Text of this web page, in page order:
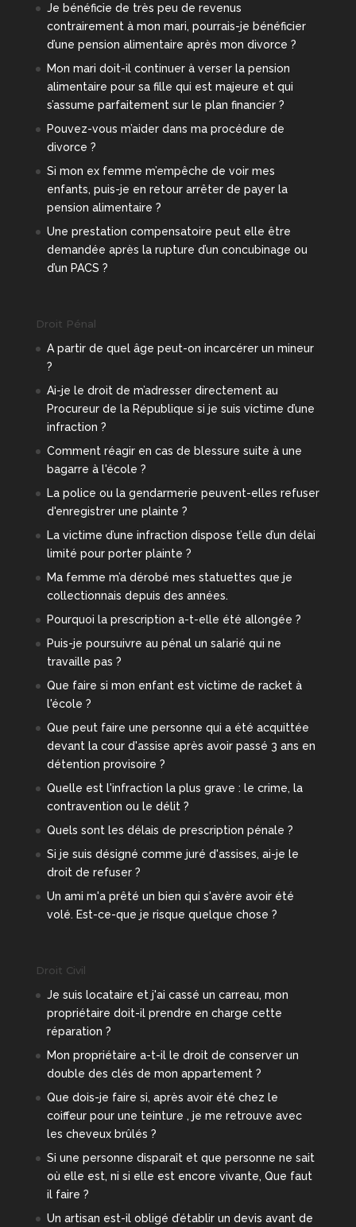
Je bénéficie de très peu de revenus
contrairement à mon mari, pourrais-je bénéficier
d’une pension alimentaire après mon divorce ?
Mon mari doit-il continuer à verser la pension
alimentaire pour sa fille qui est majeure et qui
s’assume parfaitement sur le plan financier ?
Pouvez-vous m’aider dans ma procédure de
divorce ?
Si mon ex femme m’empêche de voir mes
enfants, puis-je en retour arrêter de payer la
pension alimentaire ?
Une prestation compensatoire peut elle être
demandée après la rupture d’un concubinage ou
d’un PACS ?
Droit Pénal
A partir de quel âge peut-on incarcérer un mineur
?
Ai-je le droit de m’adresser directement au
Procureur de la République si je suis victime d’une
infraction ?
Comment réagir en cas de blessure suite à une
bagarre à l'école ?
La police ou la gendarmerie peuvent-elles refuser
d'enregistrer une plainte ?
La victime d’une infraction dispose t’elle d’un délai
limité pour porter plainte ?
Ma femme m’a dérobé mes statuettes que je
collectionnais depuis des années.
Pourquoi la prescription a-t-elle été allongée ?
Puis-je poursuivre au pénal un salarié qui ne
travaille pas ?
Que faire si mon enfant est victime de racket à
l'école ?
Que peut faire une personne qui a été acquittée
devant la cour d'assise après avoir passé 3 ans en
détention provisoire ?
Quelle est l'infraction la plus grave : le crime, la
contravention ou le délit ?
Quels sont les délais de prescription pénale ?
Si je suis désigné comme juré d'assises, ai-je le
droit de refuser ?
Un ami m'a prêté un bien qui s'avère avoir été
volé. Est-ce-que je risque quelque chose ?
Droit Civil
Je suis locataire et j'ai cassé un carreau, mon
propriétaire doit-il prendre en charge cette
réparation ?
Mon propriétaire a-t-il le droit de conserver un
double des clés de mon appartement ?
Que dois-je faire si, après avoir été chez le
coiffeur pour une teinture , je me retrouve avec
les cheveux brûlés ?
Si une personne disparaît et que personne ne sait
où elle est, ni si elle est encore vivante, Que faut
il faire ?
Un artisan est-il obligé d’établir un devis avant de